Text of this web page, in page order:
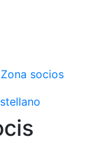
compte
Zona socios